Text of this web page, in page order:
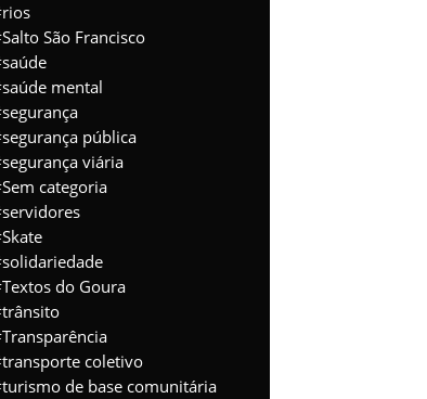
rios
Salto São Francisco
saúde
saúde mental
segurança
segurança pública
segurança viária
Sem categoria
servidores
Skate
solidariedade
Textos do Goura
trânsito
Transparência
transporte coletivo
turismo de base comunitária